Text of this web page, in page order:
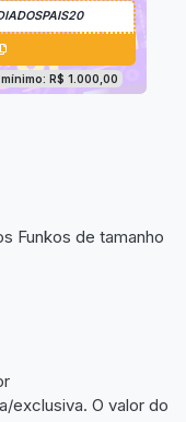
R$ 1.000,00
Funkos de tamanho
exclusiva. O valor do